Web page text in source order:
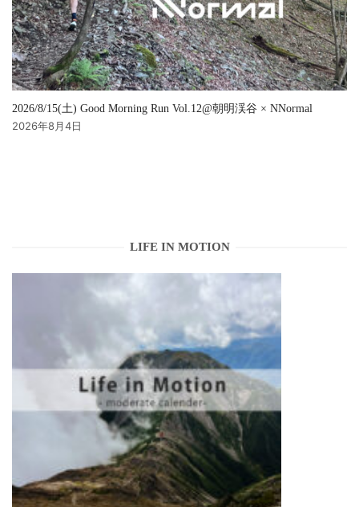
2026/8/15(土) Good Morning Run Vol.12@朝明渓谷 × NNormal
2026年8月4日
LIFE IN MOTION